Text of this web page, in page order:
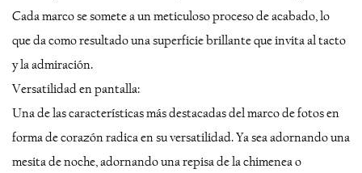
Cada marco se somete a un meticuloso proceso de acabado, lo
que da como resultado una superficie brillante que invita al tacto
y la admiración.
Versatilidad en pantalla:
Una de las características más destacadas del marco de fotos en
forma de corazón radica en su versatilidad. Ya sea adornando una
mesita de noche, adornando una repisa de la chimenea o